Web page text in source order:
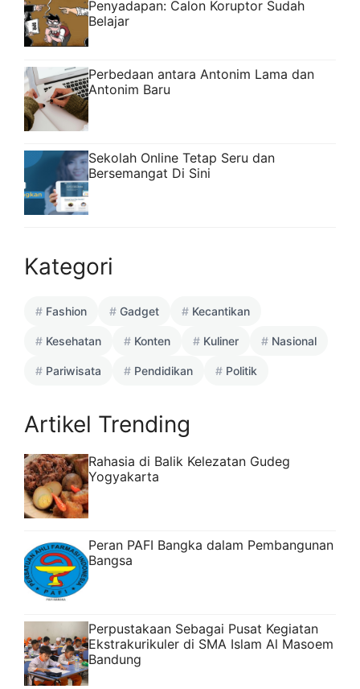
Penyadapan: Calon Koruptor Sudah
Belajar
Perbedaan antara Antonim Lama dan
Antonim Baru
Sekolah Online Tetap Seru dan
Bersemangat Di Sini
Kategori
Fashion Gadget Kecantikan
Kesehatan Konten Kuliner Nasional
Pariwisata Pendidikan Politik
Artikel Trending
Rahasia di Balik Kelezatan Gudeg
Yogyakarta
Peran PAFI Bangka dalam Pembangunan
Bangsa
Perpustakaan Sebagai Pusat Kegiatan
Ekstrakurikuler di SMA Islam Al Masoem
Bandung